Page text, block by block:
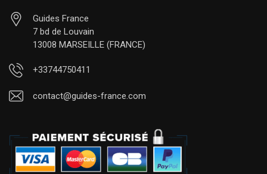
Guides France
7 bd de Louvain
13008 MARSEILLE (FRANCE)
+33744750411
contact@guides-france.com